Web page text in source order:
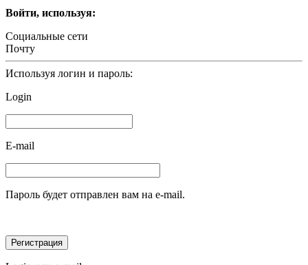
Войти, используя:
Социальные сети
Почту
Используя логин и пароль:
Login
E-mail
Пароль будет отправлен вам на e-mail.